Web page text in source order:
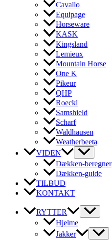
Cavallo
Equipage
Horseware
KASK
Kingsland
Lemieux
Mountain Horse
One K
Pikeur
QHP
Roeckl
Samshield
Scharf
Waldhausen
Weatherbeeta
VIDEN
Dækken-beregner
Dækken-guide
TILBUD
KONTAKT
RYTTER
Hjelme
Jakker